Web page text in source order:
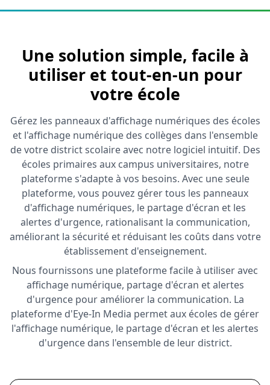
Une solution simple, facile à
utiliser et tout-en-un pour
votre école
Gérez les panneaux d'affichage numériques des écoles
et l'affichage numérique des collèges dans l'ensemble
de votre district scolaire avec notre logiciel intuitif. Des
écoles primaires aux campus universitaires, notre
plateforme s'adapte à vos besoins. Avec une seule
plateforme, vous pouvez gérer tous les panneaux
d'affichage numériques, le partage d'écran et les
alertes d'urgence, rationalisant la communication,
améliorant la sécurité et réduisant les coûts dans votre
établissement d'enseignement.
Nous fournissons une plateforme facile à utiliser avec
affichage numérique, partage d'écran et alertes
d'urgence pour améliorer la communication. La
plateforme d'Eye-In Media permet aux écoles de gérer
l'affichage numérique, le partage d'écran et les alertes
d'urgence dans l'ensemble de leur district.